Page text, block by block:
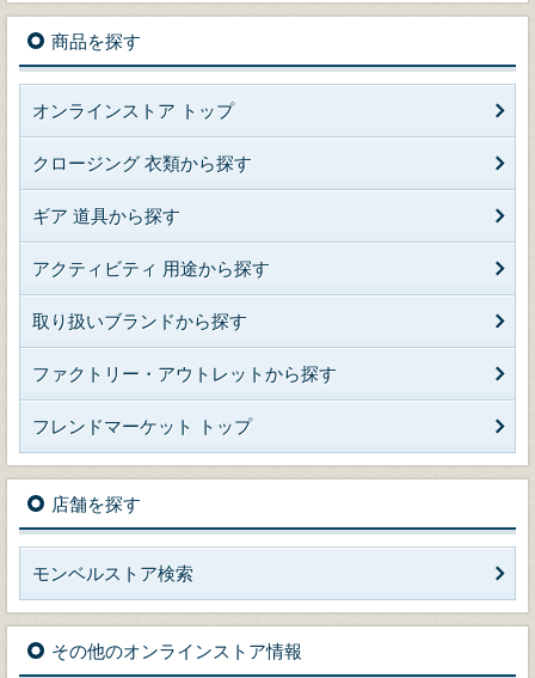
商品を探す
オンラインストア トップ
クロージング 衣類から探す
ギア 道具から探す
アクティビティ 用途から探す
取り扱いブランドから探す
ファクトリー・アウトレットから探す
フレンドマーケット トップ
店舗を探す
モンベルストア検索
その他のオンラインストア情報